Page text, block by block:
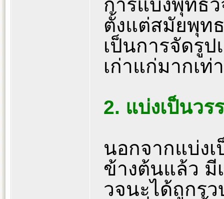
การแบ่งพุทธ
ตั้งแต่สมัยพุท
เป็นการจัดรู
เก่าแก่มากเ
2. แบ่งเป็นวร
นอกจากแบ่ง
ข้างต้นแล้ว มี
วจนะได้ถูกร